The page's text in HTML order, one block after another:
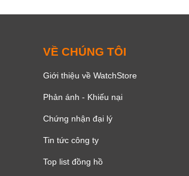
VỀ CHÚNG TÔI
Giới thiệu về WatchStore
Phản ánh - Khiếu nại
Chứng nhận đại lý
Tin tức công ty
Top list đồng hồ